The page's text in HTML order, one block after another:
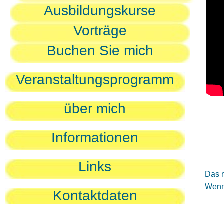
Ausbildungskurse
Vorträge
Buchen Sie mich
Veranstaltungsprogramm
über mich
Informationen
Links
Kontaktdaten
Das